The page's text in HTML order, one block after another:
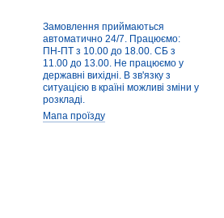
Замовлення приймаються
автоматично 24/7. Працюємо:
ПН-ПТ з 10.00 до 18.00. СБ з
11.00 до 13.00. Не працюємо у
державні вихідні. В зв'язку з
ситуацією в країні можливі зміни у
розкладі.
Мапа проїзду